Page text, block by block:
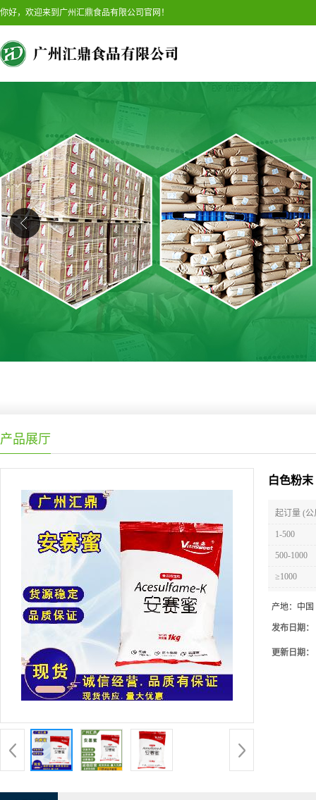
你好，欢迎来到广州汇鼎食品有限公司官网！
产品展厅
白色粉
起订量 (公
1-500
500-1000
≥1000
产地： 中国
发布日期：
更新日期：